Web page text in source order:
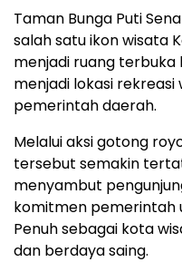
Taman Bunga Puti
salah satu ikon wisata
menjadi ruang terbuka
menjadi lokasi
pemerintah daerah.
Melalui aksi gotong
tersebut semakin
menyambut
komitmen pemerintah
Penuh sebagai kota
dan berdaya saing.